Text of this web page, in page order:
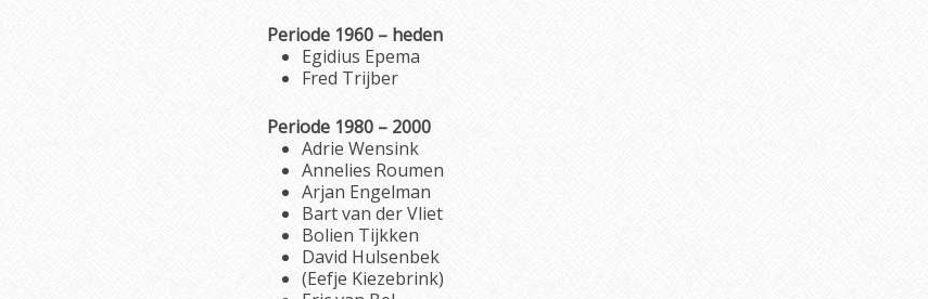
Periode 1960 – heden
Egidius Epema
Fred Trijber
Periode 1980 – 2000
Adrie Wensink
Annelies Roumen
Arjan Engelman
Bart van der Vliet
Bolien Tijkken
David Hulsenbek
(Eefje Kiezebrink)